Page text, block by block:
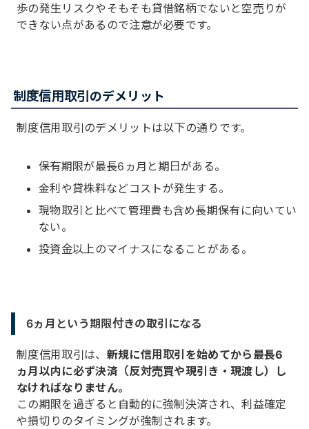
歩の発生リスクやそもそも貸借銘柄でないと空売りが
できない点があるので注意が必要です。
制度信用取引のデメリット
制度信用取引のデメリットは以下の通りです。
保有期限が最長6ヵ月と期日がある。
金利や貸株料などコストが発生する。
現物取引と比べて管理費も含め長期保有に向いてい
ない。
投資金以上のマイナスになることがある。
6ヵ月という期限付きの取引になる
制度信用取引は、 新規に信用取引を始めてから最長6
ヵ月以内に必ず決済（反対売買や現引き・現渡し）し
なければなりません。
この期限を過ぎると自動的に強制決済され、利益確定
や損切りのタイミングが強制されます。